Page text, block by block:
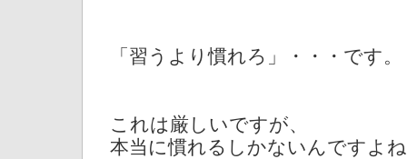
「習うより慣れろ」・・・です。
これは厳しいですが、
本当に慣れるしかないんですよ